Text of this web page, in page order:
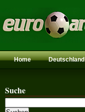
Home Deutschland
Suche